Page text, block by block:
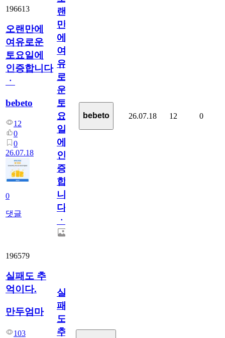
196613
오랜만에
여유로운
토요일에
인증합니다
ㆍ
bebeto
12
0
0
26.07.18
0
댓글
랜
만
에
여
유
로
운
토
요
일
에
인
증
합
니
다
ㆍ
bebeto 26.07.18 12 0
196579
실패도 추
억이다.
만두엄마
103
실
패
도
추